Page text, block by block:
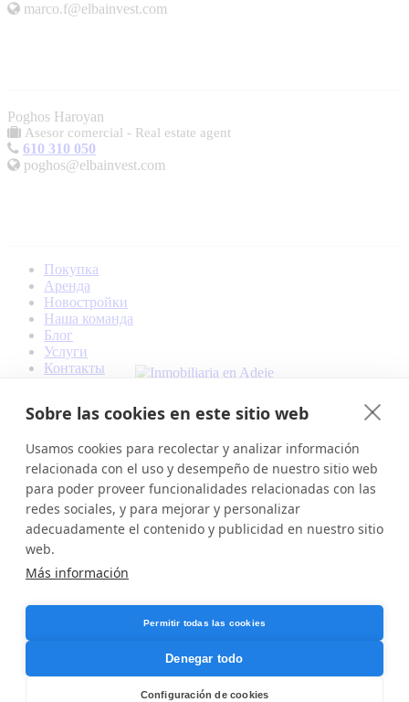
Sobre las cookies en este sitio web
Usamos cookies para recolectar y analizar información
relacionada con el uso y desempeño de nuestro sitio web
para poder proveer funcionalidades relacionadas con las
redes sociales, y para mejorar y personalizar
adecuadamente el contenido y publicidad en nuestro sitio
web.
Más información
Permitir todas las cookies
Denegar todo
Configuración de cookies
marco.f@elbainvest.com
Poghos Haroyan
Asesor comercial - Real estate agent
610 310 050
poghos@elbainvest.com
Покупка
Аренда
Новостройки
Наша команда
Блог
Услуги
Контакты
Oficina Principal – Main office
Plaza Cruz del Llano 59
38670 - Adeje, Santa Cruz de Tenerife
922 075 220
609 264 194
Sucursal - Branch
Calle Hermano Pedro, 7 Local 2
38670 - Adeje, Santa Cruz de Tenerife
922 928 741
© 2026 Elba Invest Inmobiliaria